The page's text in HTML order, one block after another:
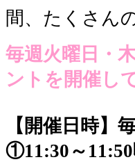
間、たくさん
毎週火曜日・
ントを開催し
【開催日時】
①11:30～